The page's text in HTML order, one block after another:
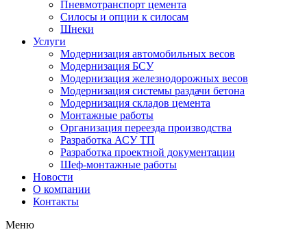
Пневмотранспорт цемента
Силосы и опции к силосам
Шнеки
Услуги
Модернизация автомобильных весов
Модернизация БСУ
Модернизация железнодорожных весов
Модернизация системы раздачи бетона
Модернизация складов цемента
Монтажные работы
Организация переезда производства
Разработка АСУ ТП
Разработка проектной документации
Шеф-монтажные работы
Новости
О компании
Контакты
Меню